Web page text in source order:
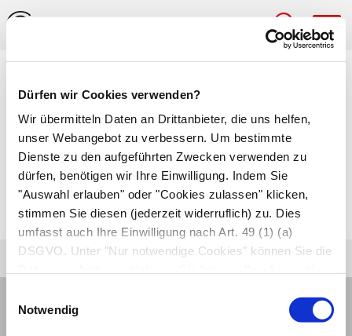
Dürfen wir Cookies verwenden?
Wir übermitteln Daten an Drittanbieter, die uns helfen,
unser Webangebot zu verbessern. Um bestimmte
Dienste zu den aufgeführten Zwecken verwenden zu
dürfen, benötigen wir Ihre Einwilligung. Indem Sie
"Auswahl erlauben" oder "Cookies zulassen" klicken,
stimmen Sie diesen (jederzeit widerruflich) zu. Dies
umfasst auch Ihre Einwilligung nach Art. 49 (1) (a)
DSGVO. Unter "Nur notwendige Cookies" können Sie die
Notwendig
ulnar
An der Elle, zurElle(Ulna) gehörend.
Auf jener Seite des Arms oder der Hand, wo
sich der kleine Finger befindet.